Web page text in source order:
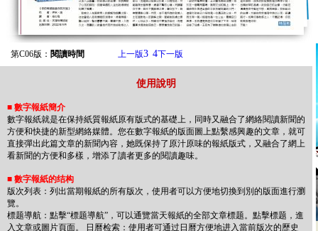
使用說明
■ 數字報紙簡介
數字報紙就是在保持紙質報紙原有版式的基礎上，同時又融合了網絡閱讀新聞的
方便和快捷的新型網絡媒體。您在數字報紙的版面圖上點繫感興趣的文章，就可
直接彈出此篇文章的新聞內容，她既保持了原汁原味的報紙版式，又融合了網上
看新聞的方便和多樣，增添了讀者更多的閱讀趣味。
■ 數字報紙的结构
版次列表：列出當期報紙的所有版次，使用者可以方便地切換到別的版面進行瀏
覽。
標题導航：點擊“標题導航”，可以通覽當天報紙的全部文章標题。點擊標题，進
入文章或圖片頁面。 日曆检索：使用者可通过日曆方便地进入當前版次的歷史
第C06版： 閱讀時間 上一版3 4下一版